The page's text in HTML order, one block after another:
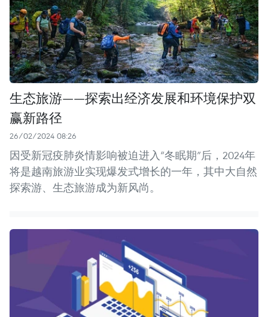
生态旅游——探索出经济发展和环境保护双
赢新路径
26/02/2024 08:26
因受新冠疫肺炎情影响被迫进入“冬眠期”后，2024年
将是越南旅游业实现爆发式增长的一年，其中大自然
探索游、生态旅游成为新风尚。